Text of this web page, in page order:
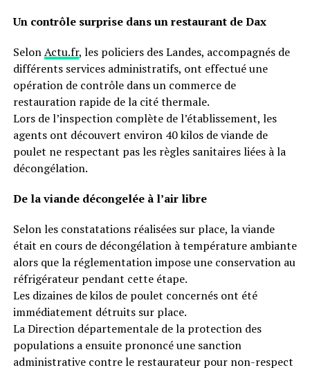
Un contrôle surprise dans un restaurant de Dax
SelonActu.fr, les policiers des Landes, accompagnés de
différents services administratifs, ont effectué une
opération de contrôle dans un commerce de
restauration rapide de la cité thermale.
Lors de l’inspection complète de l’établissement, les
agents ont découvert environ 40 kilos de viande de
poulet ne respectant pas les règles sanitaires liées à la
décongélation.
De la viande décongelée à l’air libre
Selon les constatations réalisées sur place, la viande
était en cours de décongélation à température ambiante
alors que la réglementation impose une conservation au
réfrigérateur pendant cette étape.
Les dizaines de kilos de poulet concernés ont été
immédiatement détruits sur place.
La Direction départementale de la protection des
populations a ensuite prononcé une sanction
administrative contre le restaurateur pour non-respect